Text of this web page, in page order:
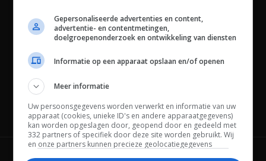
Channels
Gepersonaliseerde advertenties en content,
advertentie- en contentmetingen,
doelgroepenonderzoek en ontwikkeling van diensten
Informatie op een apparaat opslaan en/of openen
Meer informatie
Uw persoonsgegevens worden verwerkt en informatie van uw
apparaat (cookies, unieke ID's en andere apparaatgegevens)
kan worden opgeslagen door, geopend door en gedeeld met
332 partners of specifiek door deze site worden gebruikt. Wij
en onze partners kunnen precieze geolocatiegegevens